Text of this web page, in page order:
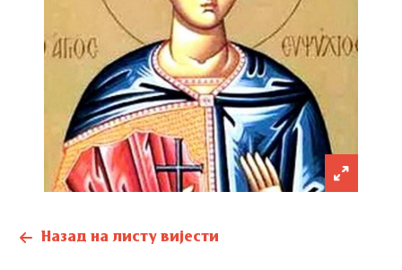
Назад на листу вијести